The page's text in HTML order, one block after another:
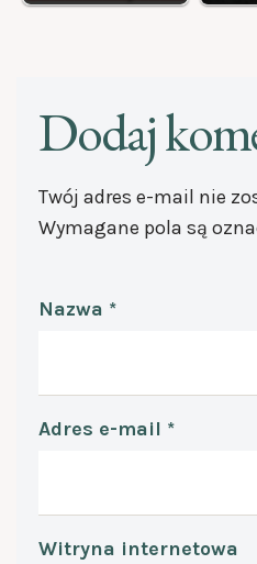
Dodaj
Twój adres e-mail nie
Wymagane pola są
Nazwa *
Adres e-mail *
Witryna internetowa